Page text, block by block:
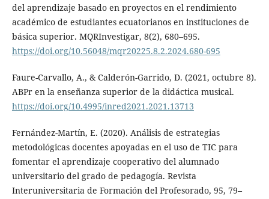
del aprendizaje basado en proyectos en el rendimiento
académico de estudiantes ecuatorianos en instituciones de
básica superior. MQRInvestigar, 8(2), 680–695.
https://doi.org/10.56048/mqr20225.8.2.2024.680-695
Faure-Carvallo, A., & Calderón-Garrido, D. (2021, octubre 8).
ABPr en la enseñanza superior de la didáctica musical.
https://doi.org/10.4995/inred2021.2021.13713
Fernández-Martín, E. (2020). Análisis de estrategias
metodológicas docentes apoyadas en el uso de TIC para
fomentar el aprendizaje cooperativo del alumnado
universitario del grado de pedagogía. Revista
Interuniversitaria de Formación del Profesorado, 95, 79–